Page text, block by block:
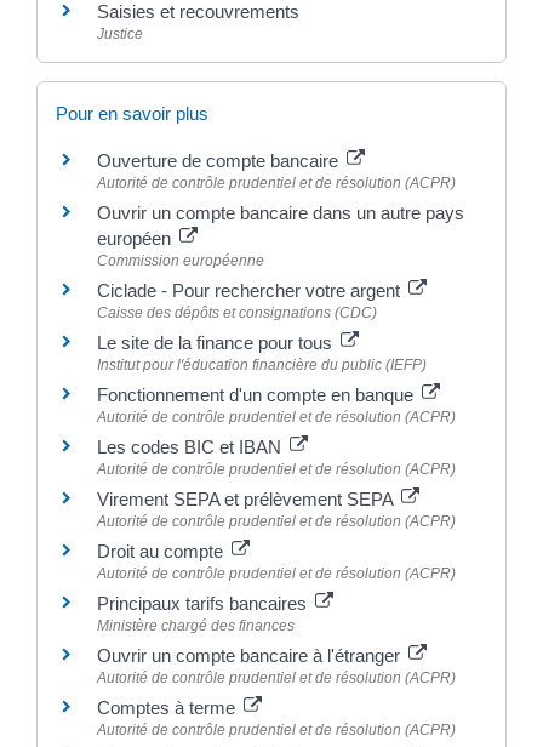
Saisies et recouvrements
Justice
Pour en savoir plus
Ouverture de compte bancaire
Autorité de contrôle prudentiel et de résolution (ACPR)
Ouvrir un compte bancaire dans un autre pays
européen
Commission européenne
Ciclade - Pour rechercher votre argent
Caisse des dépôts et consignations (CDC)
Le site de la finance pour tous
Institut pour l'éducation financière du public (IEFP)
Fonctionnement d'un compte en banque
Autorité de contrôle prudentiel et de résolution (ACPR)
Les codes BIC et IBAN
Autorité de contrôle prudentiel et de résolution (ACPR)
Virement SEPA et prélèvement SEPA
Autorité de contrôle prudentiel et de résolution (ACPR)
Droit au compte
Autorité de contrôle prudentiel et de résolution (ACPR)
Principaux tarifs bancaires
Ministère chargé des finances
Ouvrir un compte bancaire à l'étranger
Autorité de contrôle prudentiel et de résolution (ACPR)
Comptes à terme
Autorité de contrôle prudentiel et de résolution (ACPR)